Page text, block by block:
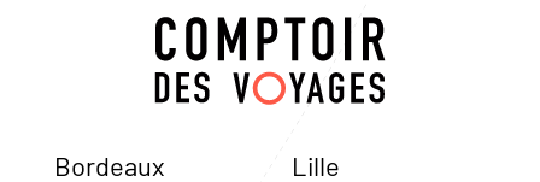
Bordeaux Lille